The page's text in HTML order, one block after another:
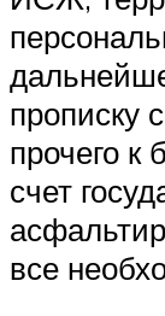
прописку
прочего к
счет
все